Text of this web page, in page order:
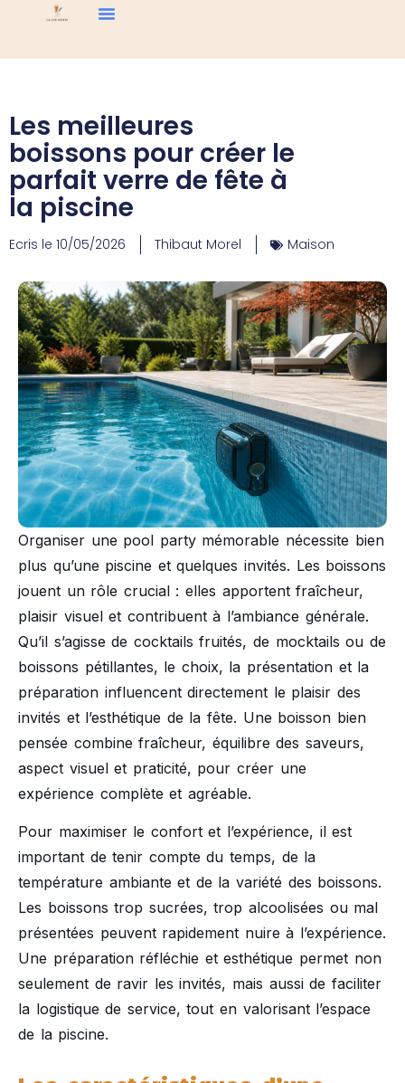
Les meilleures
boissons pour créer le
parfait verre de fête à
la piscine
Ecris le 10/05/2026 Thibaut Morel Maison
Organiser une pool party mémorable nécessite bien
plus qu’une piscine et quelques invités. Les boissons
jouent un rôle crucial : elles apportent fraîcheur,
plaisir visuel et contribuent à l’ambiance générale.
Qu’il s’agisse de cocktails fruités, de mocktails ou de
boissons pétillantes, le choix, la présentation et la
préparation influencent directement le plaisir des
invités et l’esthétique de la fête. Une boisson bien
pensée combine fraîcheur, équilibre des saveurs,
aspect visuel et praticité, pour créer une
expérience complète et agréable.
Pour maximiser le confort et l’expérience, il est
important de tenir compte du temps, de la
température ambiante et de la variété des boissons.
Les boissons trop sucrées, trop alcoolisées ou mal
présentées peuvent rapidement nuire à l’expérience.
Une préparation réfléchie et esthétique permet non
seulement de ravir les invités, mais aussi de faciliter
la logistique de service, tout en valorisant l’espace
de la piscine.